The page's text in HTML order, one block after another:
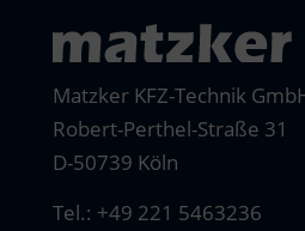
Matzker KFZ-Technik
Robert-Perthel-Straße 31
D-50739 Köln
Tel.: +49 221 5463236